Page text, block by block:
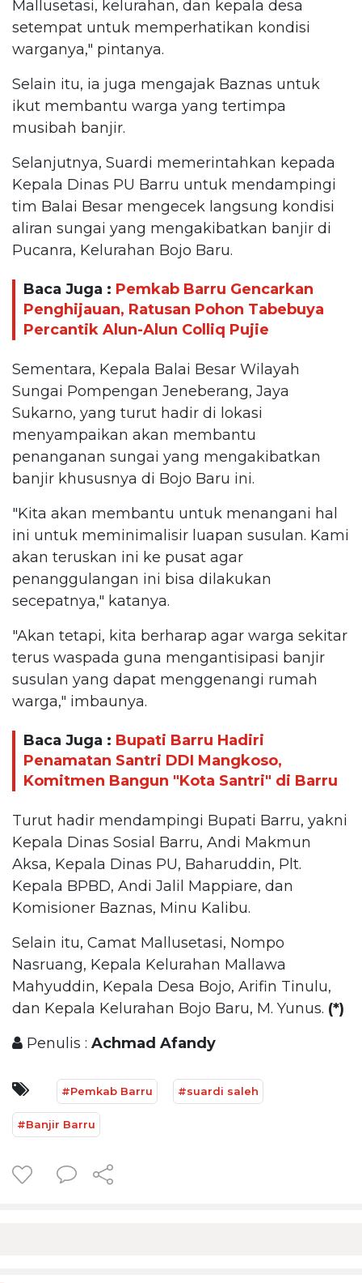
Mallusetasi, kelurahan, dan kepala desa
setempat untuk memperhatikan kondisi
warganya," pintanya.
Selain itu, ia juga mengajak Baznas untuk
ikut membantu warga yang tertimpa
musibah banjir.
Selanjutnya, Suardi memerintahkan kepada
Kepala Dinas PU Barru untuk mendampingi
tim Balai Besar mengecek langsung kondisi
aliran sungai yang mengakibatkan banjir di
Pucanra, Kelurahan Bojo Baru.
Baca Juga : Pemkab Barru Gencarkan
Penghijauan, Ratusan Pohon Tabebuya
Percantik Alun-Alun Colliq Pujie
Sementara, Kepala Balai Besar Wilayah
Sungai Pompengan Jeneberang, Jaya
Sukarno, yang turut hadir di lokasi
menyampaikan akan membantu
penanganan sungai yang mengakibatkan
banjir khususnya di Bojo Baru ini.
"Kita akan membantu untuk menangani hal
ini untuk meminimalisir luapan susulan. Kami
akan teruskan ini ke pusat agar
penanggulangan ini bisa dilakukan
secepatnya," katanya.
"Akan tetapi, kita berharap agar warga sekitar
terus waspada guna mengantisipasi banjir
susulan yang dapat menggenangi rumah
warga," imbaunya.
Baca Juga : Bupati Barru Hadiri
Penamatan Santri DDI Mangkoso,
Komitmen Bangun "Kota Santri" di Barru
Turut hadir mendampingi Bupati Barru, yakni
Kepala Dinas Sosial Barru, Andi Makmun
Aksa, Kepala Dinas PU, Baharuddin, Plt.
Kepala BPBD, Andi Jalil Mappiare, dan
Komisioner Baznas, Minu Kalibu.
Selain itu, Camat Mallusetasi, Nompo
Nasruang, Kepala Kelurahan Mallawa
Mahyuddin, Kepala Desa Bojo, Arifin Tinulu,
dan Kepala Kelurahan Bojo Baru, M. Yunus. (*)
Penulis : Achmad Afandy
#Pemkab Barru #suardi saleh
#Banjir Barru